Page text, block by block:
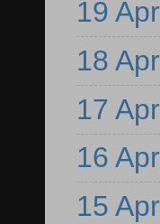
19 Apr
18 Apr
17 Apr
16 Apr
15 Apr